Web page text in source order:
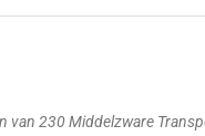
van 230 Middelzware